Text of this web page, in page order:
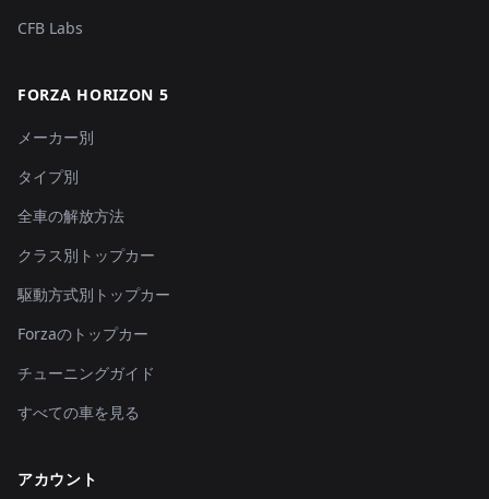
CFB Labs
FORZA HORIZON 5
メーカー別
タイプ別
全車の解放方法
クラス別トップカー
駆動方式別トップカー
Forzaのトップカー
チューニングガイド
すべての車を見る
アカウント